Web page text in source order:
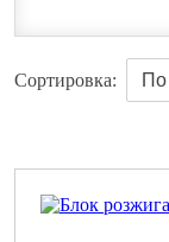
Сортировка: